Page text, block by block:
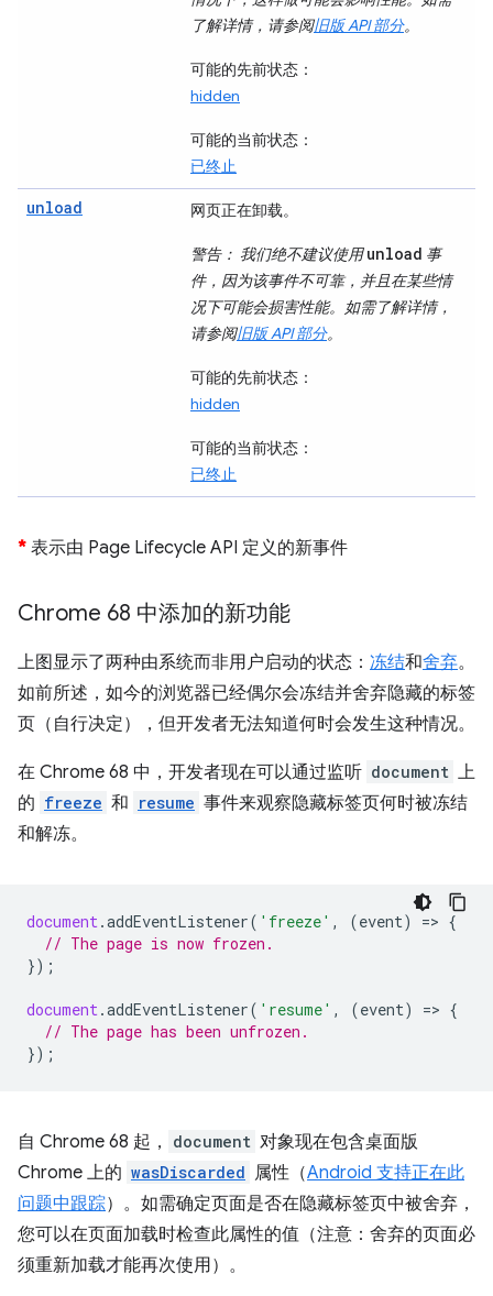
了解详情，请参阅旧版 API 部分。
可能的先前状态 ：
hidden
可能的当前状态 ：
已终止
unload 网页正在卸载。
警告： 我们绝不建议使用unload 事
件，因为该事件不可靠，并且在某些情
况下可能会损害性能。如需了解详情，
请参阅旧版 API 部分。
可能的先前状态 ：
hidden
可能的当前状态 ：
已终止
* 表示由 Page Lifecycle API 定义的新事件
Chrome 68 中添加的新功能
上图显示了两种由系统而非用户启动的状态： 冻结和舍弃。
如前所述，如今的浏览器已经偶尔会冻结并舍弃隐藏的标签
页（自行决定），但开发者无法知道何时会发生这种情况。
在 Chrome 68 中，开发者现在可以通过监听 document 上
的 freeze 和 resume 事件来观察隐藏标签页何时被冻结
和解冻。
document .addEventListener( 'freeze' , (event) => {
// The page is now frozen.
});
document .addEventListener( 'resume' , (event) => {
// The page has been unfrozen.
});
自 Chrome 68 起， document 对象现在包含桌面版
Chrome 上的 wasDiscarded 属性（Android 支持正在此
问题中跟踪）。如需确定页面是否在隐藏标签页中被舍弃，
您可以在页面加载时检查此属性的值（注意：舍弃的页面必
须重新加载才能再次使用）。